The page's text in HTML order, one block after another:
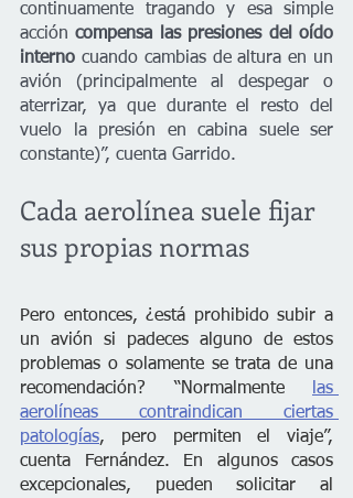
continuamente tragando y esa simple
acción compensa las presiones del oído
interno cuando cambias de altura en un
avión (principalmente al despegar o
aterrizar, ya que durante el resto del
vuelo la presión en cabina suele ser
constante)”, cuenta Garrido.
Cada aerolínea suele fijar
sus propias normas
Pero entonces, ¿está prohibido subir a
un avión si padeces alguno de estos
problemas o solamente se trata de una
recomendación? “Normalmente
las
aerolíneas contraindican ciertas
patologías, pero permiten el viaje”,
cuenta Fernández. En algunos casos
excepcionales, pueden solicitar al